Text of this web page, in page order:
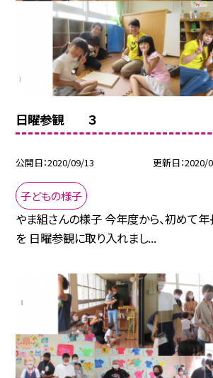
日曜参観 ３
公開日 2020/09/13 更新日 2020/
子どもの様子
やま組さんの様子 今年度から、初めて
を 日曜参観に取り入れまし...